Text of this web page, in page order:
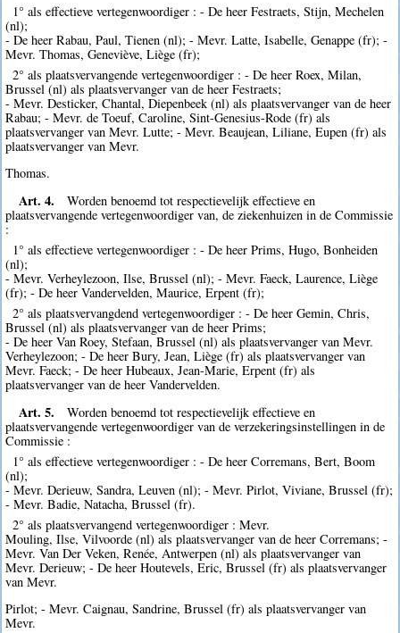
1° als effectieve vertegenwoordiger : - De heer Festraets, Stijn, Mechelen
(nl);
- De heer Rabau, Paul, Tienen (nl); - Mevr. Latte, Isabelle, Genappe (fr); -
Mevr. Thomas, Geneviève, Liège (fr);
2° als plaatsvervangende vertegenwoordiger : - De heer Roex, Milan,
Brussel (nl) als plaatsvervanger van de heer Festraets;
- Mevr. Desticker, Chantal, Diepenbeek (nl) als plaatsvervanger van de heer
Rabau; - Mevr. de Toeuf, Caroline, Sint-Genesius-Rode (fr) als
plaatsvervanger van Mevr. Lutte; - Mevr. Beaujean, Liliane, Eupen (fr) als
plaatsvervanger van Mevr.
Thomas.
Art. 4.
Worden benoemd tot respectievelijk effectieve en
plaatsvervangende vertegenwoordiger van, de ziekenhuizen in de Commissie
:
1° als effectieve vertegenwoordiger : - De heer Prims, Hugo, Bonheiden
(nl);
- Mevr. Verheylezoon, Ilse, Brussel (nl); - Mevr. Faeck, Laurence, Liège
(fr); - De heer Vandervelden, Maurice, Erpent (fr);
2° als plaatsvervangdend vertegenwoordiger : - De heer Gemin, Chris,
Brussel (nl) als plaatsvervanger van de heer Prims;
- De heer Van Roey, Stefaan, Brussel (nl) als plaatsvervanger van Mevr.
Verheylezoon; - De heer Bury, Jean, Liège (fr) als plaatsvervanger van
Mevr. Faeck; - De heer Hubeaux, Jean-Marie, Erpent (fr) als
plaatsvervanger van de heer Vandervelden.
Art. 5.
Worden benoemd tot respectievelijk effectieve en
plaatsvervangende vertegenwoordiger van de verzekeringsinstellingen in de
Commissie :
1° als effectieve vertegenwoordiger : - De heer Corremans, Bert, Boom
(nl);
- Mevr. Derieuw, Sandra, Leuven (nl); - Mevr. Pirlot, Viviane, Brussel (fr);
- Mevr. Badie, Natacha, Brussel (fr).
2° als plaatsvervangend vertegenwoordiger : Mevr.
Mouling, Ilse, Vilvoorde (nl) als plaatsvervanger van de heer Corremans; -
Mevr. Van Der Veken, Renée, Antwerpen (nl) als plaatsvervanger van
Mevr. Derieuw; - De heer Houtevels, Eric, Brussel (fr) als plaatsvervanger
van Mevr.
Pirlot; - Mevr. Caignau, Sandrine, Brussel (fr) als plaatsvervanger van
Mevr.